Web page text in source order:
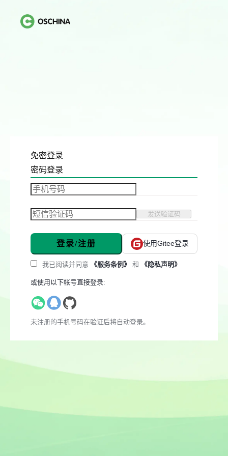
免密登录
密码登录
发送验证码
登录/注册 使用Gitee登录
我已阅读并同意 《服务条例》 和 《隐私声明》
或使用以下帐号直接登录:
未注册的手机号码在验证后将自动登录。